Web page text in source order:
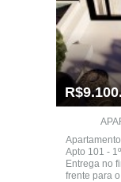
Apto 101 -
Entrega no
frente para o